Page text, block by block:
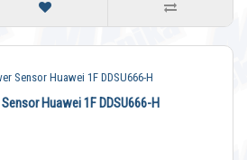
Huawei 1F DDSU666-H